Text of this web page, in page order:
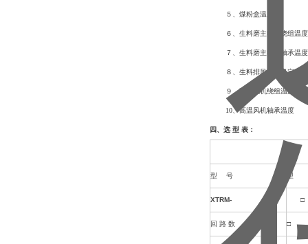
５、煤粉盒温度
６、生料磨主电机绕组温度
７、生料磨主电机轴承温度
８、生料排风机电机定子
９、高温风机绕组温度
10、高温风机轴承温度
四、选 型 表：
型 号 型
XTRM- □
回 路 数 □